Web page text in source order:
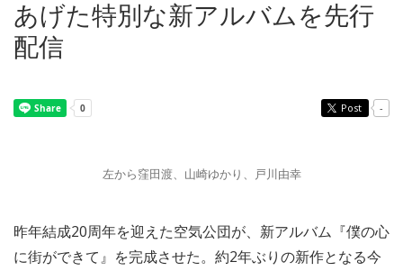
あげた特別な新アルバムを先行
配信
Post -
左から窪田渡、山崎ゆかり、戸川由幸
昨年結成20周年を迎えた空気公団が、新アルバム『僕の心
に街ができて』を完成させた。約2年ぶりの新作となる今